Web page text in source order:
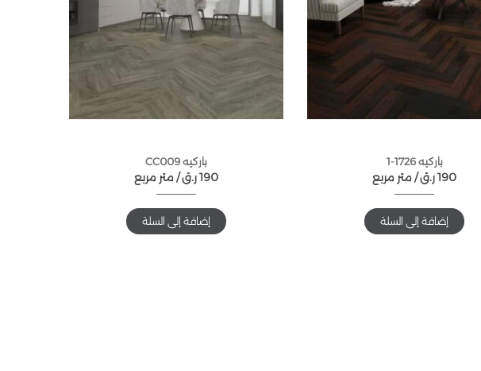
باركيه 1726-1
متر مربع / 190ر.ق
إضافة إلى السلة
باركيه CC009
متر مربع / 190ر.ق
إضافة إلى السلة